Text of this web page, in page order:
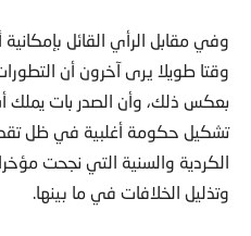
وفي مقابل الرأي القائل
وقتا طويلا يرى آخرون أن
بعكس ذلك، وأن الصدر بات يملك
تشكيل حكومة أغلبية في ظل
الكردية والسنية التي نجحت
وتذليل الخلافات في ما بينها.